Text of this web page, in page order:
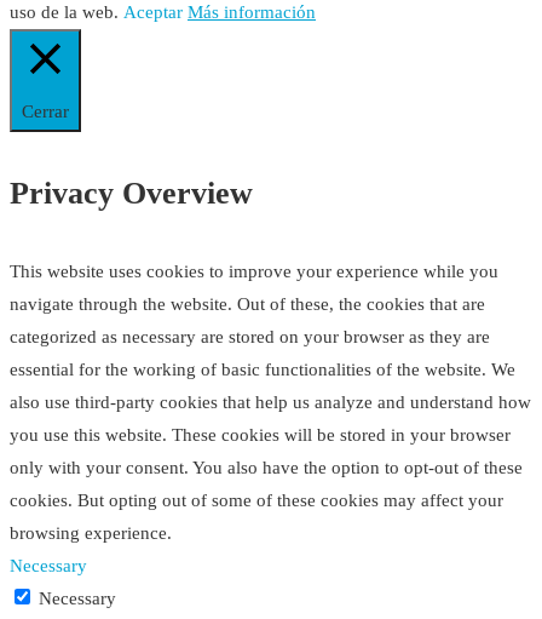
uso de la web. Aceptar Más información
Cerrar
Privacy Overview
This website uses cookies to improve your experience while you
navigate through the website. Out of these, the cookies that are
categorized as necessary are stored on your browser as they are
essential for the working of basic functionalities of the website. We
also use third-party cookies that help us analyze and understand how
you use this website. These cookies will be stored in your browser
only with your consent. You also have the option to opt-out of these
cookies. But opting out of some of these cookies may affect your
browsing experience.
Necessary
Necessary